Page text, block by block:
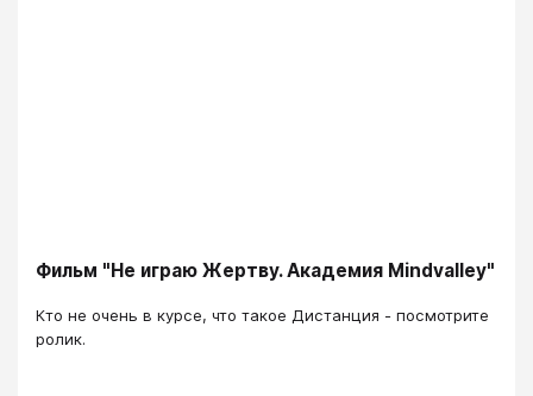
Фильм "Не играю Жертву. Академия Mindvalley"
​​​​​​Кто не очень в курсе, что такое Дистанция - посмотрите
ролик.